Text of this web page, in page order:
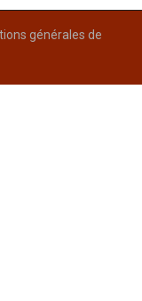
générales de